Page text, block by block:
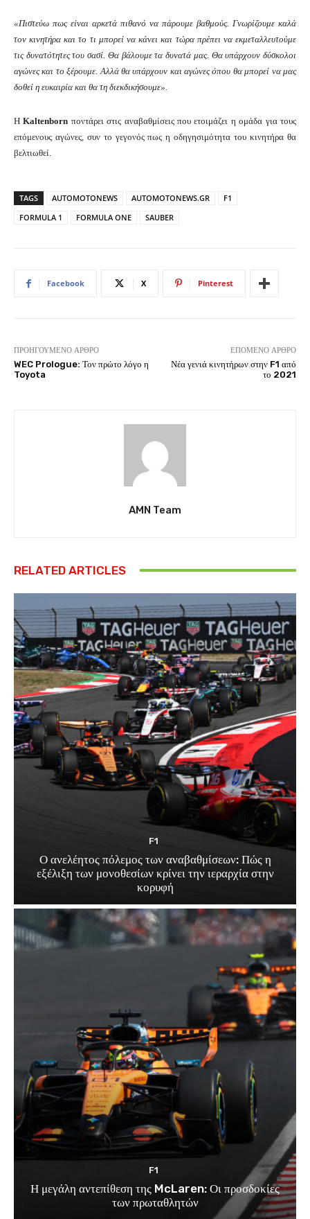
«Πιστεύω πως είναι αρκετά πιθανό να πάρουμε βαθμούς. Γνωρίζουμε καλά
τον κινητήρα και το τι μπορεί να κάνει και τώρα πρέπει να εκμεταλλευτούμε
τις δυνατότητες του σασί. Θα βάλουμε τα δυνατά μας. Θα υπάρχουν δύσκολοι
αγώνες και το ξέρουμε. Αλλά θα υπάρχουν και αγώνες όπου θα μπορεί να μας
δοθεί η ευκαιρία και θα τη διεκδικήσουμε».
ΗKaltenborn ποντάρει στις αναβαθμίσεις που ετοιμάζει η ομάδα για τους
επόμενους αγώνες, συν το γεγονός πως η οδηγησιμότητα του κινητήρα θα
βελτιωθεί.
TAGS AUTOMOTONEWS AUTOMOTONEWS.GR
F1
FORMULA 1
FORMULA ONE SAUBER
Facebook X Pinterest
ΠΡΟΗΓΟΎΜΕΝΟ ΆΡΘΡΟ
WEC Prologue: Τον πρώτο λόγο η
Toyota
ΕΠΌΜΕΝΟ ΆΡΘΡΟ
Νέα γενιά κινητήρων στην F1 από
το 2021
AMN Team
RELATED ARTICLES
F1
Ο ανελέητος πόλεμος των αναβαθμίσεων: Πώς η
εξέλιξη των μονοθεσίων κρίνει την ιεραρχία στην
κορυφή
F1
Η μεγάλη αντεπίθεση της McLaren: Οι προσδοκίες
των πρωταθλητών